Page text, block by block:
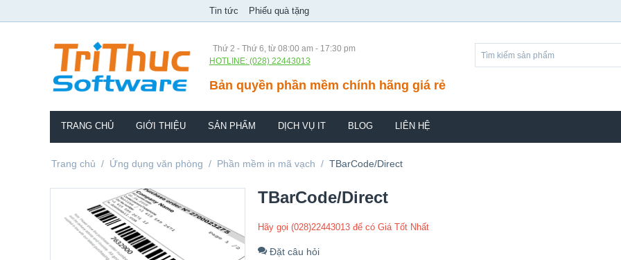
Tin tức Phiếu quà tặng
Thứ 2 - Thứ 6, từ 08:00 am - 17:30 pm
HOTLINE: (028) 22443013
Bản quyền phần mềm chính hãng giá rẻ
TRANG CHỦ GIỚI THIỆU SẢN PHẨM DỊCH VỤ IT BLOG LIÊN HỆ
Trang chủ / Ứng dụng văn phòng / Phần mềm in mã vạch / TBarCode/Direct
TBarCode/Direct
Hãy gọi (028)22443013 để có Giá Tốt Nhất
Đặt câu hỏi